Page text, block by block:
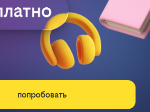
попробовать